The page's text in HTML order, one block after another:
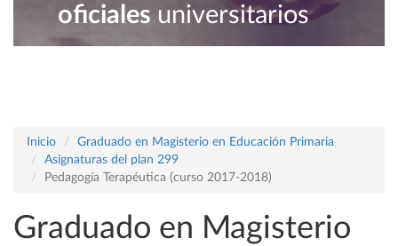
oficiales universitarios
Inicio
Graduado en Magisterio en Educación Primaria
Asignaturas del plan 299
Pedagogía Terapéutica (curso 2017-2018)
Graduado en Magisterio